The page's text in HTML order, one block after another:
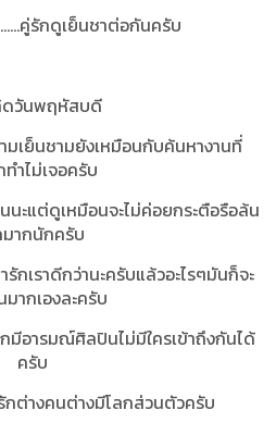
คู่รักดูเย็นชาต่อกันครับ
ดวันพฤหัสบดี
มเย็นชามยังเหมือนกับค้นหางานที่
ทำไม่เจอครับ
นนะแต่ดูเหมือนจะไม่ค่อยกระตือรือล้น
ากนักครับ
กเราดีกว่านะครับแล้วอะไรๆมันก็จะ
ากเองละครับ
มีอารมณ์ศิลปินไม่มีใครเข้าถึงกันได้
ครับ
รักต่างคนต่างมีโลกส่วนตัวครับ